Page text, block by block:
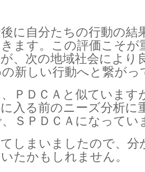
に自分たちの行動の結
ます。この評価こそが
、次の地域社会により
新しい行動へと繋がっ
ＰＤＣＡと似ています
入る前のニーズ分析に
ＳＰＤＣＡになってい
しまいましたので、分
たかもしれません。